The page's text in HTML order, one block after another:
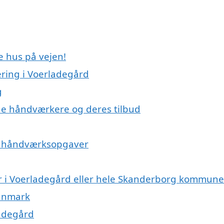
hus på vejen!
i Voerladegård
håndværkere og deres tilbud
Voerladegård eller hele Skanderborg kommune